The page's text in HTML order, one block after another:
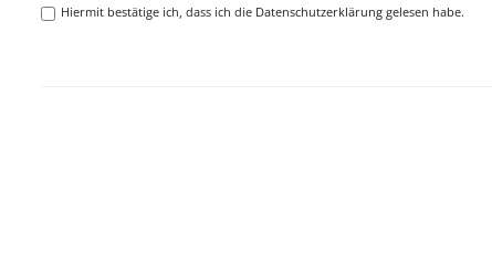
Hiermit bestätige ich, dass ich die Datenschutzerklärunggelesen habe.